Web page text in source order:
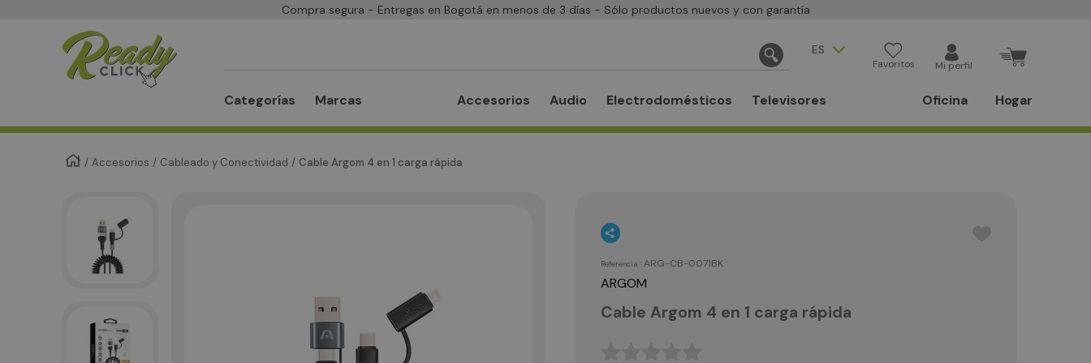
Compra segura - Entregas en Bogotá en menos de 3 días - Sólo productos nuevos y con garantía
ES
Favoritos Mi perfil
Categorías Marcas Accesorios Audio Electrodomésticos Televisores Oficina Hogar
Accesorios Cableado y Conectividad Cable Argom 4 en 1 carga rápida
Referencia :ARG-CB-0071BK
ARGOM
Cable Argom 4 en 1 carga rápida